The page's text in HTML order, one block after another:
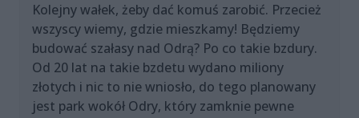
Kolejny wałek, żeby dać komuś zarobić. Przecież
wszyscy wiemy, gdzie mieszkamy! Będziemy
budować szałasy nad Odrą? Po co takie bzdury.
Od 20 lat na takie bzdetu wydano miliony
złotych i nic to nie wniosło, do tego planowany
jest park wokół Odry, który zamknie pewne